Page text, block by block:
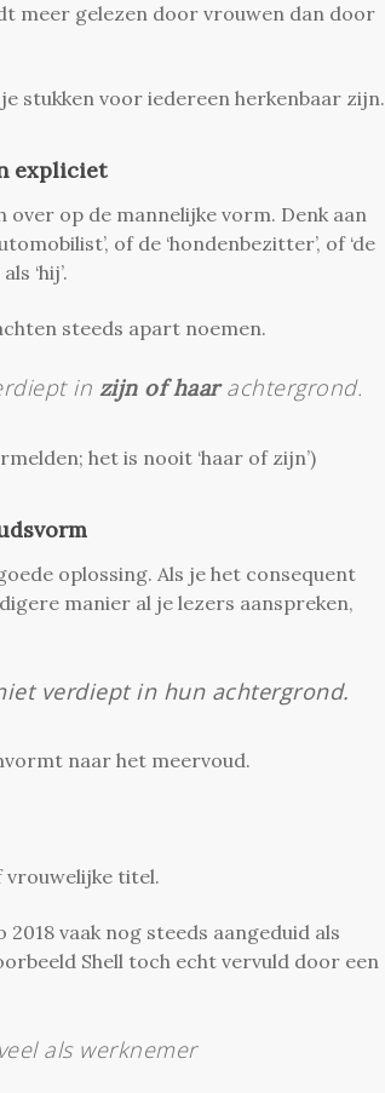
meer gelezen door vrouwen dan door
stukken voor iedereen herkenbaar zijn.
expliciet
op de mannelijke vorm. Denk aan
of de ‘hondenbezitter’, of ‘de
‘hij’.
steeds apart noemen.
in zijn of haarachtergrond.
het is nooit ‘haar of zijn’)
oplossing. Als je het consequent
manier al je lezers aanspreken,
verdiept in hun achtergrond.
naar het meervoud.
vrouwelijke titel.
vaak nog steeds aangeduid als
Shell toch echt vervuld door een
als werknemer